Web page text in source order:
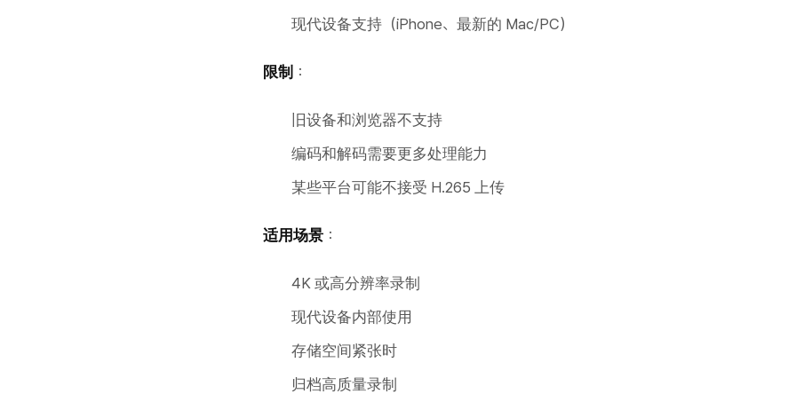
现代设备支持（iPhone、最新的 Mac/PC）
限制 ：
旧设备和浏览器不支持
编码和解码需要更多处理能力
某些平台可能不接受 H.265 上传
适用场景 ：
4K 或高分辨率录制
现代设备内部使用
存储空间紧张时
归档高质量录制